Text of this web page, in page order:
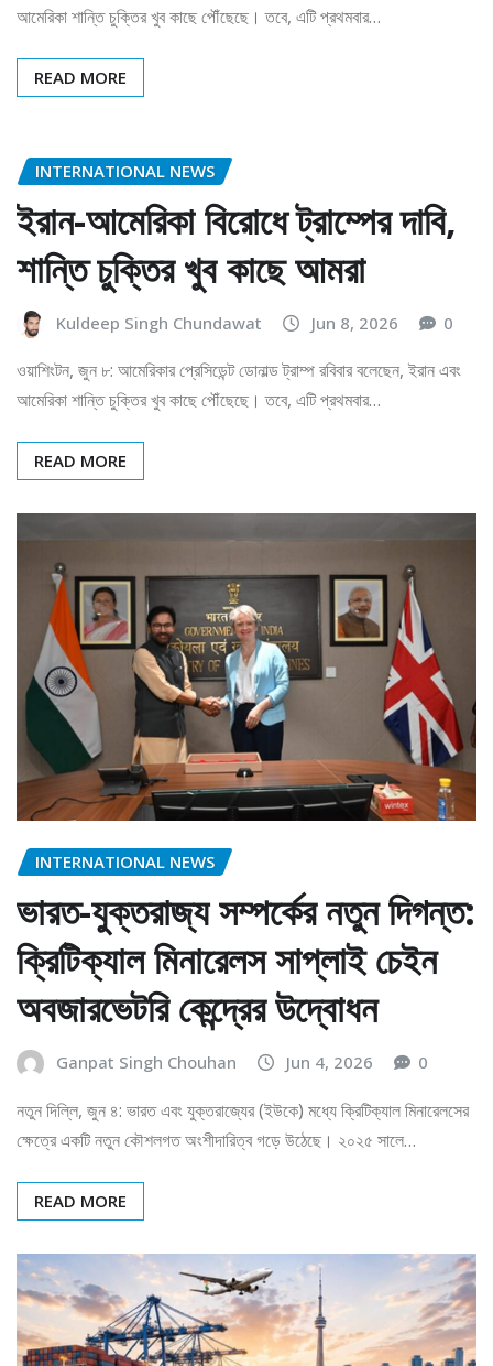
আমেরিকা শান্তি চুক্তির খুব কাছে পৌঁছেছে। তবে, এটি প্রথমবার…
READ MORE
INTERNATIONAL NEWS
ইরান-আমেরিকা বিরোধে ট্রাম্পের দাবি,
শান্তি চুক্তির খুব কাছে আমরা
Kuldeep Singh Chundawat Jun 8, 2026 0
ওয়াশিংটন, জুন ৮: আমেরিকার প্রেসিডেন্ট ডোনাল্ড ট্রাম্প রবিবার বলেছেন, ইরান এবং
আমেরিকা শান্তি চুক্তির খুব কাছে পৌঁছেছে। তবে, এটি প্রথমবার…
READ MORE
INTERNATIONAL NEWS
ভারত-যুক্তরাজ্য সম্পর্কের নতুন দিগন্ত:
ক্রিটিক্যাল মিনারেলস সাপ্লাই চেইন
অবজারভেটরি কেন্দ্রের উদ্বোধন
Ganpat Singh Chouhan Jun 4, 2026 0
নতুন দিল্লি, জুন ৪: ভারত এবং যুক্তরাজ্যের (ইউকে) মধ্যে ক্রিটিক্যাল মিনারেলসের
ক্ষেত্রে একটি নতুন কৌশলগত অংশীদারিত্ব গড়ে উঠেছে। ২০২৫ সালে…
READ MORE